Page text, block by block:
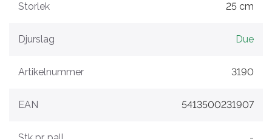
Storlek 25 cm
Djurslag Due
Artikelnummer 3190
EAN 5413500231907